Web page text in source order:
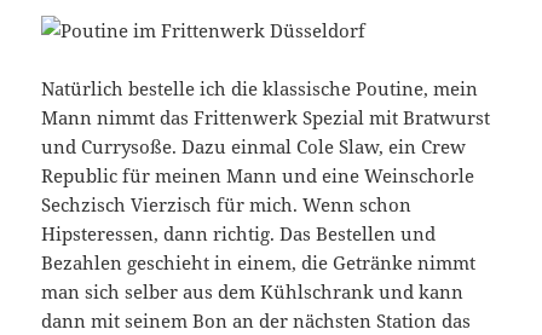
Natürlich bestelle ich die klassische Poutine, mein
Mann nimmt das Frittenwerk Spezial mit Bratwurst
und Currysoße. Dazu einmal Cole Slaw, ein Crew
Republic für meinen Mann und eine Weinschorle
Sechzisch Vierzisch für mich. Wenn schon
Hipsteressen, dann richtig. Das Bestellen und
Bezahlen geschieht in einem, die Getränke nimmt
man sich selber aus dem Kühlschrank und kann
dann mit seinem Bon an der nächsten Station das